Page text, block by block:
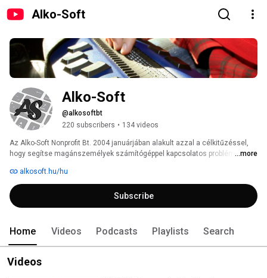
Alko-Soft
Alko-Soft
@alkosoftbt
220 subscribers • 134 videos
Az Alko-Soft Nonprofit Bt. 2004 januárjában alakult azzal a célkitűzéssel,
hogy segítse magánszemélyek számítógéppel kapcsolatos problémáinak
kialakítását, és folyamatos működésének biztosítását.
...more
alkosoft.hu/hu
Subscribe
Home Videos Podcasts Playlists Search
Videos